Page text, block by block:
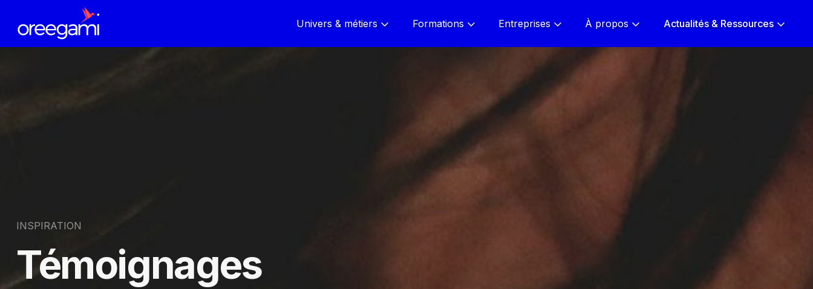
Univers & métiers Formations Entreprises À propos Actualités & Ressources
INSPIRATION
Témoignages